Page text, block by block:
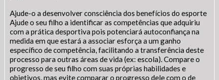
Ajude-o a desenvolver consciência dos benefícios do esporte
Ajude o seu filho a identificar as competências que adquiriu
com a prática desportiva pois potenciará autoconfiança na
medida em que estará a associar esforça a um ganho
específico de competência, facilitando a transferência deste
processo para outras áreas de vida (ex: escola). Compare o
progresso de seu filho com suas próprias habilidades e
objetivos, mas evite comparar o progresso dele com o de